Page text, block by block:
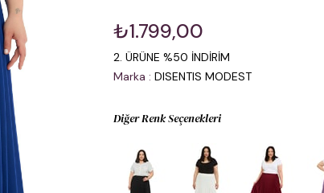
₺1.799,00
2. ÜRÜNE %50 İNDİRİM
Marka : DISENTIS MODEST
Diğer Renk Seçenekleri